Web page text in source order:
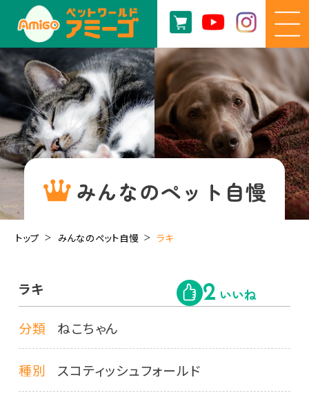
みんなのペット自慢
トップ みんなのペット自慢 ラキ
ラキ 2 いいね
分類 ねこちゃん
種別 スコティッシュフォールド